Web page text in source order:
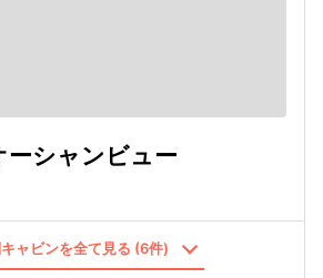
シャンビュー
ャビンを全て見る (6件)